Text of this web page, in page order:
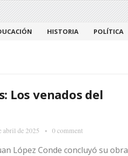
HISTORIA POLÍTICA
Los venados del
abril de 2025 0 comment
López Conde concluyó su obra